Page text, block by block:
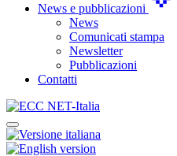
News e pubblicazioni
News
Comunicati stampa
Newsletter
Pubblicazioni
Contatti